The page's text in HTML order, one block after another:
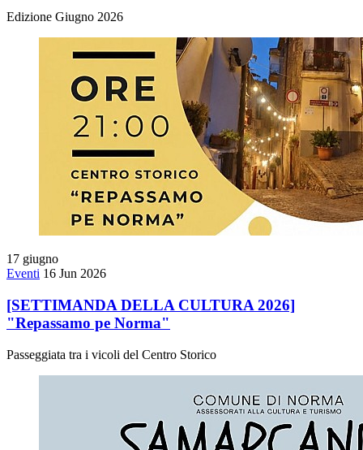
Edizione Giugno 2026
17 giugno
Eventi 16 Jun 2026
[SETTIMANDA DELLA CULTURA 2026]
"Repassamo pe Norma"
Passeggiata tra i vicoli del Centro Storico